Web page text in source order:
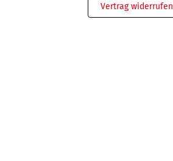
Vertrag widerrufen